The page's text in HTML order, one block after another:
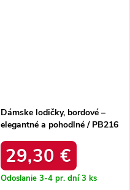
Dámske lodičky, bordové –
elegantné a pohodlné / PB216
29,30 €
Odoslanie 3-4 pr. dní3 ks